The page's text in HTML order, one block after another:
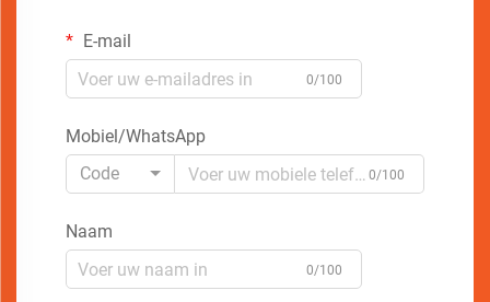
E-mail
0/100
Mobiel/WhatsApp
Code
0/100
Naam
0/100